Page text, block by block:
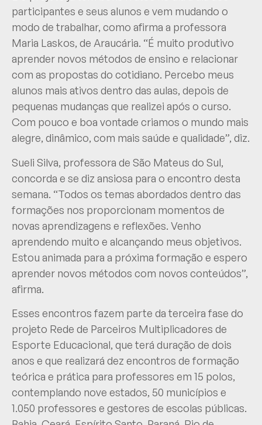
participantes e seus alunos e vem mudando o
modo de trabalhar, como afirma a professora
Maria Laskos, de Araucária. “É muito produtivo
aprender novos métodos de ensino e relacionar
com as propostas do cotidiano. Percebo meus
alunos mais ativos dentro das aulas, depois de
pequenas mudanças que realizei após o curso.
Com pouco e boa vontade criamos o mundo mais
alegre, dinâmico, com mais saúde e qualidade”, diz.
Sueli Silva, professora de São Mateus do Sul,
concorda e se diz ansiosa para o encontro desta
semana. “Todos os temas abordados dentro das
formações nos proporcionam momentos de
novas aprendizagens e reflexões. Venho
aprendendo muito e alcançando meus objetivos.
Estou animada para a próxima formação e espero
aprender novos métodos com novos conteúdos”,
afirma.
Esses encontros fazem parte da terceira fase do
projeto Rede de Parceiros Multiplicadores de
Esporte Educacional, que terá duração de dois
anos e que realizará dez encontros de formação
teórica e prática para professores em 15 polos,
contemplando nove estados, 50 municípios e
1.050 professores e gestores de escolas públicas.